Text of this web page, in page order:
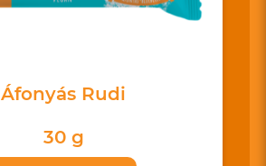
Áfonyás Rudi
30 g